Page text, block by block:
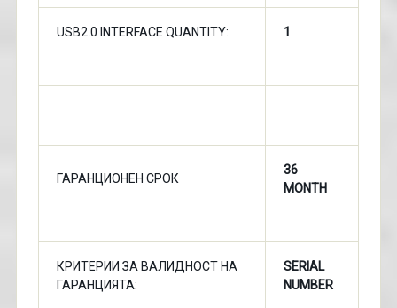
USB2.0 INTERFACE QUANTITY: 1
ГАРАНЦИОНЕН СРОК
36
MONTH
КРИТЕРИИ ЗА ВАЛИДНОСТ НА
ГАРАНЦИЯТА:
SERIAL
NUMBER